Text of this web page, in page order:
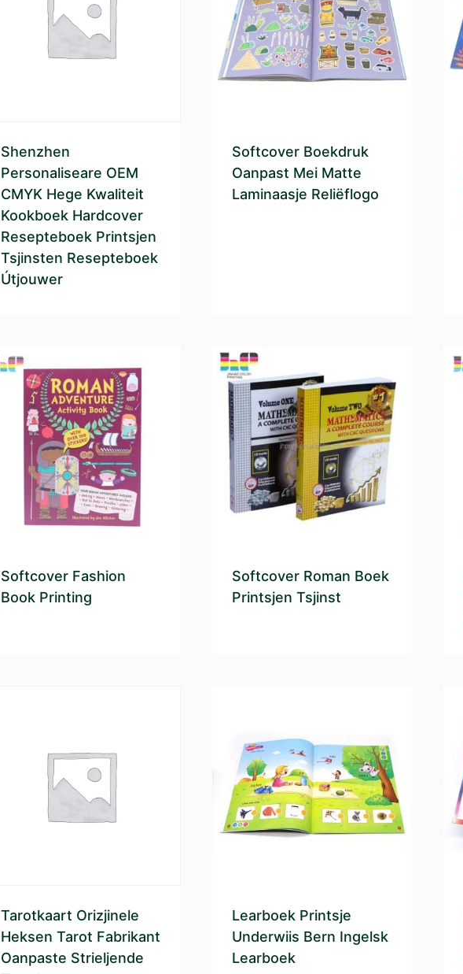
Shenzhen
Personaliseare OEM
CMYK Hege Kwaliteit
Kookboek Hardcover
Resepteboek Printsjen
Tsjinsten Resepteboek
Útjouwer
Softcover Boekdruk
Oanpast Mei Matte
Laminaasje Reliëflogo
Softcover Fashion
Book Printing
Softcover Roman Boek
Printsjen Tsjinst
Tarotkaart Orizjinele
Heksen Tarot Fabrikant
Oanpaste Strieljende
Learboek Printsje
Underwiis Bern Ingelsk
Learboek